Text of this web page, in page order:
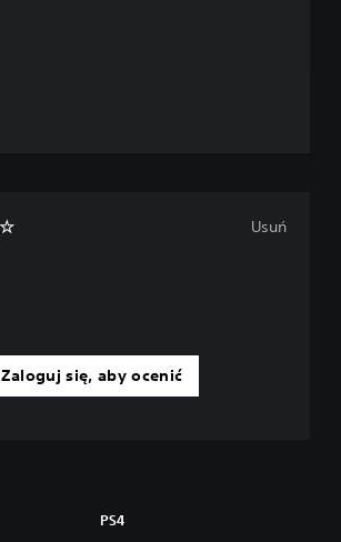
Zaloguj się, aby ocenić
Usuń
PS4